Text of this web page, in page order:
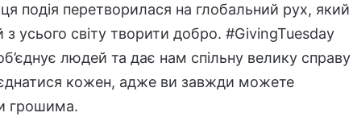
подія перетворилася на глобальний рух, який
з усього світу творити добро. #GivingTuesday
людей та дає нам спільну велику справу
кожен, адже ви завжди можете
грошима.